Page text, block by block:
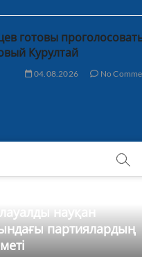
готовы
Курултай
04.08.2026 No
науқан
партиялардың